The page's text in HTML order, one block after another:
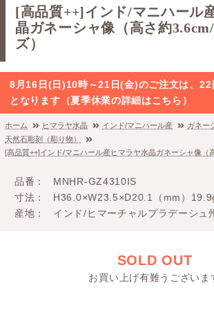
[高品質++]インド/マニハール
晶ガネーシャ像（高さ約
ズ）
8月16日(日)10時～21日(金)のご注文は、22
となります（夏季休業の詳細はこちら）
ホーム ヒマラヤ水晶 インド/マニハール産
ガネー
天然石彫刻（彫り物）
[高品質++]インド/マニハール産ヒマラヤ水晶ガネーシャ像（
品番
MNHR-GZ4310IS
寸法
H36.0×W23.5×D20.1（mm）
産地
インド/ヒマーチャルプラデーシュ
SOLD OUT
お買い上げ有難うございま